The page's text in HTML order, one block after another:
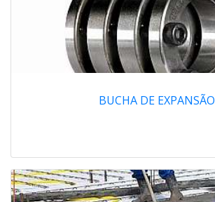
BUCHA DE EXPANSÃO